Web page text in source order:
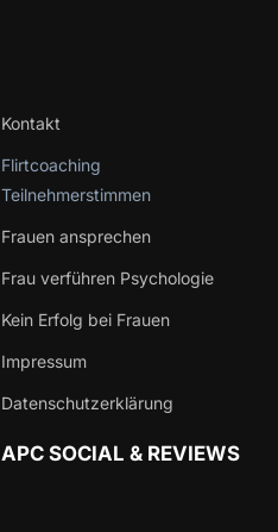
Kontakt
Flirtcoaching
Teilnehmerstimmen
Frauen ansprechen
Frau verführen Psychologie
Kein Erfolg bei Frauen
Impressum
Datenschutzerklärung
APC SOCIAL & REVIEWS